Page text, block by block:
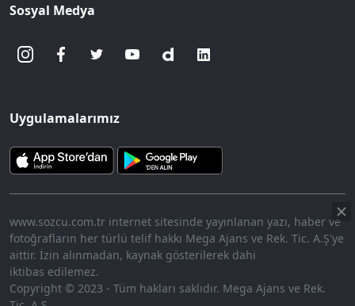
Sosyal Medya
Uygulamalarımız
www.sozcu.com.tr internet sitesinde yayınlanan yazı, haber ve
fotoğrafların her türlü telif hakkı Mega Ajans ve Rek. Tic. A.Ş'ye
aittir. İzin alınmadan, kaynak gösterilerek dahi
iktibas edilemez.
Copyright © 2023 - Tüm hakları saklıdır. Mega Ajans ve Rek.